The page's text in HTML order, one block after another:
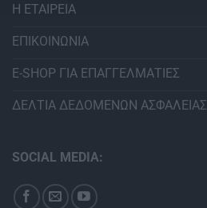
Η ΕΤΑΙΡΕΙΑ
ΕΠΙΚΟΙΝΩΝΙΑ
E-SHOP ΓΙΑ ΕΠΑΓΓΕΛΜΑΤΙΕΣ
ΔΕΛΤΙΑ ΔΕΔΟΜΕΝΩΝ ΑΣΦΑΛΕΙΑΣ
SOCIAL MEDIA: